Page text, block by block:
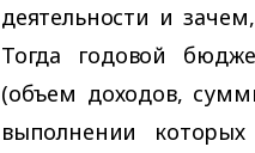
деятельности и
Тогда годовой
(объем доходов,
выполнении